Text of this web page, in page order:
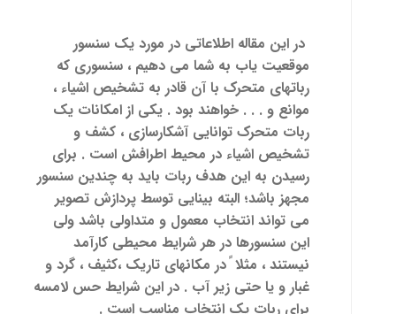
در این مقاله اطلاعاتی در مورد یک سنسور
موقعیت یاب به شما می دهیم ، سنسوری که
رباتهای متحرک با آن قادر به تشخیص اشیاء ،
موانع و . . . خواهند بود . یکی از امکانات یک
ربات متحرک توانایی آشکارسازی ، کشف و
تشخیص اشیاء در محیط اطرافش است . برای
رسیدن به این هدف ربات باید به چندین سنسور
مجهز باشد؛ البته بینایی توسط پردازش تصویر
می تواند انتخاب معمول و متداولی باشد ولی
این سنسورها در هر شرایط محیطی کارآمد
نیستند ، مثلا ً در مکانهای تاریک ،کثیف ، گرد و
غبار و یا حتی زیر آب . در این شرایط حس لامسه
برای ربات یک انتخاب مناسب است .